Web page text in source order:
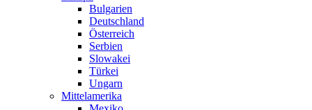
Bulgarien
Deutschland
Österreich
Serbien
Slowakei
Türkei
Ungarn
Mittelamerika